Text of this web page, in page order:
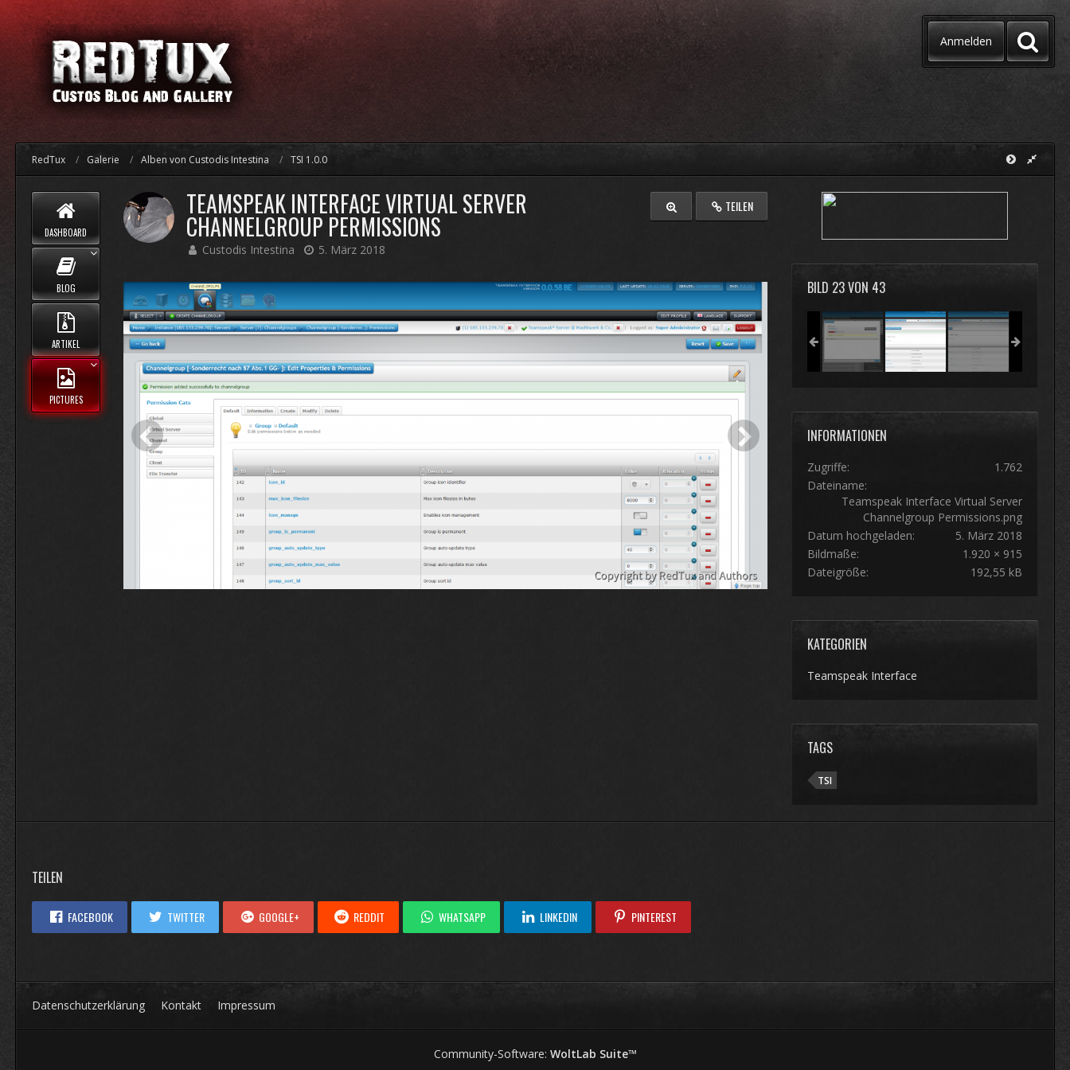
Anmelden
RedTux Galerie Alben von Custodis Intestina TSI 1.0.0
DASHBOARD
BLOG
ARTIKEL
PICTURES
TEAMSPEAK INTERFACE VIRTUAL SERVER
CHANNELGROUP PERMISSIONS
Custodis Intestina 5. März 2018
TEILEN
BILD 23 VON 43
INFORMATIONEN
Zugriffe
1.762
Dateiname
Teamspeak Interface Virtual Server
Channelgroup Permissions.png
Datum hochgeladen
5. März 2018
Bildmaße
1.920 × 915
Dateigröße
192,55 kB
KATEGORIEN
Teamspeak Interface
TAGS
TSI
TEILEN
FACEBOOK TWITTER GOOGLE+ REDDIT WHATSAPP LINKEDIN PINTEREST
Datenschutzerklärung Kontakt Impressum
Community-Software: WoltLab Suite™